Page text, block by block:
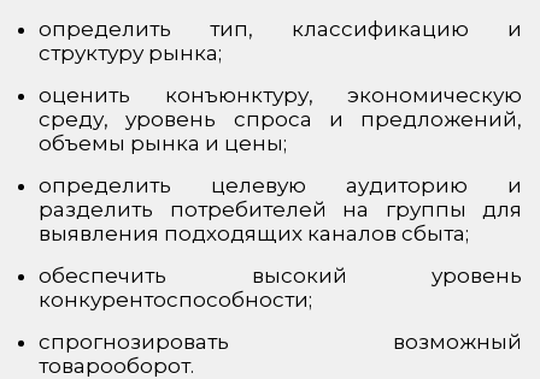
определить тип, классификацию и
структуру рынка;
оценить конъюнктуру, экономическую
среду, уровень спроса и предложений,
объемы рынка и цены;
определить целевую аудиторию и
разделить потребителей на группы для
выявления подходящих каналов сбыта;
обеспечить высокий уровень
конкурентоспособности;
спрогнозировать возможный
товарооборот.